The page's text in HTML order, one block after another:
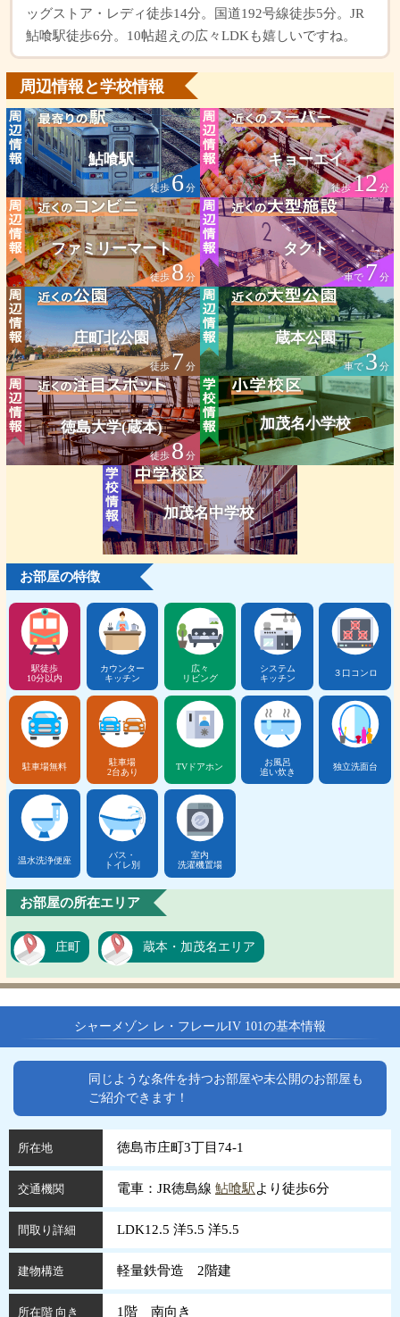
ッグストア・レディ徒歩14分。国道192号線徒歩5分。JR
鮎喰駅徒歩6分。10帖超えの広々LDKも嬉しいですね。
周辺情報と学校情報
鮎喰駅
徒歩6分
キョーエイ
徒歩12分
ファミリーマート
徒歩8分
タクト
車で7分
庄町北公園
徒歩7分
蔵本公園
車で3 分
徳島大学(蔵本)
徒歩8 分
加茂名小学校
加茂名中学校
お部屋の特徴
駅徒歩
10分以内
カウンター
キッチン
広々
リビング
システム
キッチン
３口コンロ
駐車場無料
駐車場
2台あり
TVドアホン
お風呂
追い炊き
独立洗面台
温水洗浄便座
バス・
トイレ別
室内
洗濯機置場
お部屋の所在エリア
庄町 蔵本・加茂名エリア
シャーメゾン レ・フレールIV 101の基本情報
同じような条件を持つお部屋や未公開のお部屋も
ご紹介できます！
所在地 徳島市庄町3丁目74-1
交通機関 電車：JR徳島線 鮎喰駅より徒歩6分
間取り詳細 LDK12.5 洋5.5 洋5.5
建物構造 軽量鉄骨造 2階建
所在階 向き 1階 南向き